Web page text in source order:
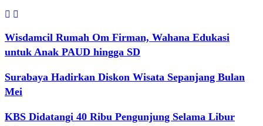
Wisdamcil Rumah Om Firman, Wahana Edukasi
untuk Anak PAUD hingga SD
Surabaya Hadirkan Diskon Wisata Sepanjang Bulan
Mei
KBS Didatangi 40 Ribu Pengunjung Selama Libur